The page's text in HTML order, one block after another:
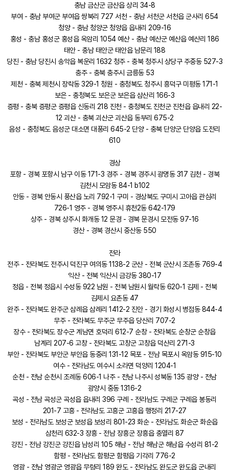
충남 금산군 금산읍 상리 34-8
부여 - 충남 부여군 부여읍 쌍북리 727 서천 - 충남 서천군 서천읍 군사리 654
청양 - 충남 청양군 청양읍 읍내리 209-16
홍성 - 충남 홍성군 홍성읍 옥암리 1054 예산 - 충남 예산군 예산읍 예산리 186
태안 - 충남 태안군 태안읍 남문리 188
당진 - 충남 당진시 송악읍 복운리 1632 청주 - 충북 청주시 상당구 주중동 527-3
충주 - 충북 충주시 금릉동 53
제천 - 충북 제천시 장락동 329-1 청원 - 충청북도 청주시 흥덕구 미평동 171-1
보은 - 충청북도 보은군 보은읍 삼산리 166-3
증평 - 충북 증평군 증평읍 신동리 218 진천 - 충청북도 진천군 진천읍 읍내리 22-
12 괴산 - 충북 괴산군 괴산읍 동부리 675-2
음성 - 충청북도 음성군 대소면 대풍리 645-2 단양 - 충북 단양군 단양읍 도전리
610
경상
포항 - 경북 포항시 남구 이동 171-3 경주 - 경북 경주시 광명동 317 김천 - 경북
김천시 모암동 84-1 b102
안동 - 경북 안동시 풍산읍 노리 792-1 구미 - 경상북도 구미시 고아읍 관심리
726-1 영주 - 경북 영주시 휴천2동 642-179
상주 - 경북 상주시 화개동 12 문경 - 경북 문경시 모전동 97-16
경산 - 경북 경산시 중산동 550
전라
전주 - 전라북도 전주시 덕진구 여의동 1138-2 군산 - 전북 군산시 조촌동 769-4
익산 - 전북 익산시 금강동 380-17
정읍 - 전북 정읍시 수성동 922 남원 - 전북 남원시 월락동 620-1 김제 - 전북
김제시 요촌동 47
완주 - 전라북도 완주군 삼례읍 삼례리 1412-2 진안 - 경기 화성시 병점동 844-4
무주 - 전라북도 무주군 무주읍 당산리 707-2
장수 - 전라북도 장수군 계남면 호덕리 612-7 순창 - 전라북도 순창군 순창읍
남계리 207-6 고창 - 전라북도 고창군 고창읍 덕산리 271-3
부안 - 전라북도 부안군 부안읍 동중리 131-12 목포 - 전남 목포시 옥암동 915-10
여수 - 전라남도 여수시 소라면 덕양리 1204-1
순천 - 전남 순천시 조례동 606-1 나주 - 전남 나주시 성북동 135 광양 - 전남
광양시 중동 1316-2
곡성 - 전남 곡성군 곡성읍 읍내리 396 구례 - 전라남도 구례군 구례읍 봉동리
201-7 고흥 - 전라남도 고흥군 고흥읍 행정리 217-27
보성 - 전라남도 보성군 보성읍 보성리 801-23 화순 - 전라남도 화순군 화순읍
삼천리 632-3 장흥 - 전남 장흥군 장흥읍 충열리 87
강진 - 전남 강진군 강진읍 남성리 105 해남 - 전남 해남군 해남읍 수성리 81-2
함평 - 전라남도 함평군 함평읍 기각리 776-2
영광 - 전남 영광군 영광읍 무령리 189 완도 - 전라남도 완도군 완도읍 군내리